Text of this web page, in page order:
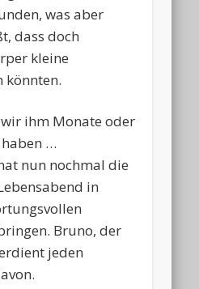
was aber
dass doch
kleine
könnten.
ihm Monate oder
haben …
nun nochmal die
in
Bruno, der
jeden